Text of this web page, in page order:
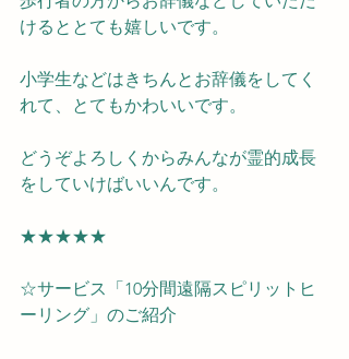
けるととても嬉しいです。
小学生などはきちんとお辞儀をしてく
れて、とてもかわいいです。
どうぞよろしくからみんなが霊的成長
をしていけばいいんです。
★★★★★
☆サービス「10分間遠隔スピリットヒ
ーリング」のご紹介